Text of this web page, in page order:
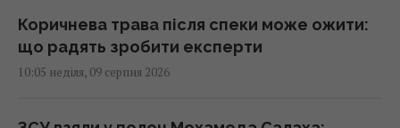
Коричнева трава після спеки може ожити:
що радять зробити експерти
10:05 неділя, 09 серпня 2026